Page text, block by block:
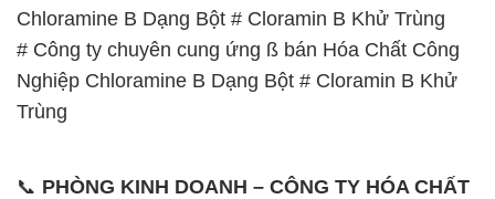
Chloramine B Dạng Bột # Cloramin B Khử Trùng
# Công ty chuyên cung ứng ß bán Hóa Chất Công
Nghiệp Chloramine B Dạng Bột # Cloramin B Khử
Trùng
📞 PHÒNG KINH DOANH – CÔNG TY HÓA CHẤT